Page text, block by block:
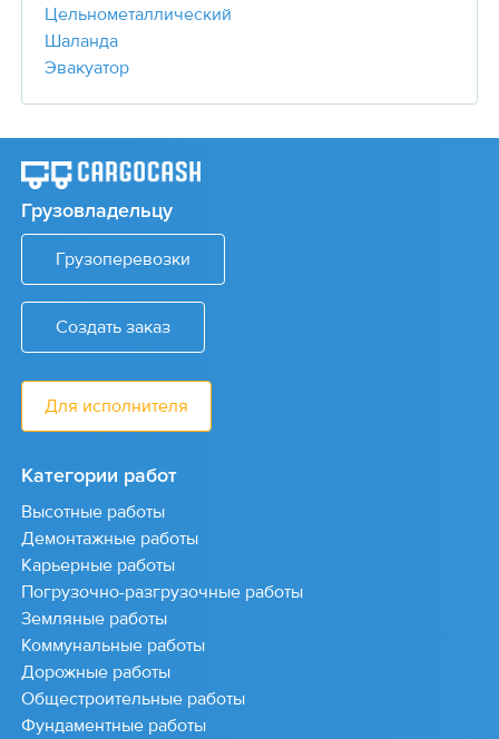
Цельнометаллический
Шаланда
Эвакуатор
Грузовладельцу
Грузоперевозки
Создать заказ
Для исполнителя
Категории работ
Высотные работы
Демонтажные работы
Карьерные работы
Погрузочно-разгрузочные работы
Земляные работы
Коммунальные работы
Дорожные работы
Общестроительные работы
Фундаментные работы